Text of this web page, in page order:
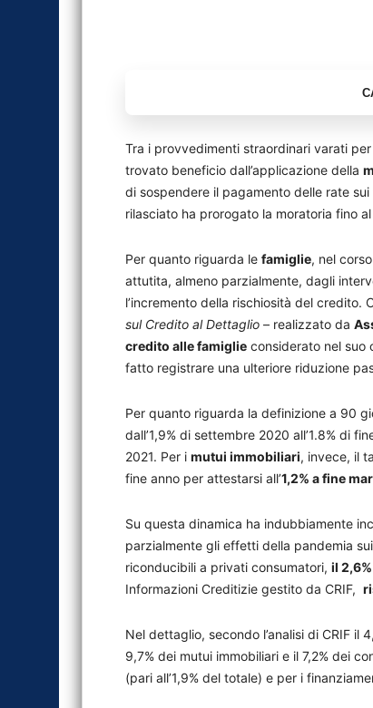
Tra i provvedimenti straordinari varati
trovato beneficio dall’applicazione della
di sospendere il pagamento delle rate
rilasciato ha prorogato la moratoria fino
Per quanto riguarda le famiglie, nel
attutita, almeno parzialmente, dagli
l’incremento della rischiosità del credito.
sul Credito al Dettaglio – realizzato da
credito alle famiglie considerato nel suo
fatto registrare una ulteriore riduzione
Per quanto riguarda la definizione a 90
dall’1,9% di settembre 2020 all’1.8% di
2021. Per i mutui immobiliari, invece, il
fine anno per attestarsi all’1,2% a fine
Su questa dinamica ha indubbiamente
parzialmente gli effetti della pandemia
riconducibili a privati consumatori, il
Informazioni Creditizie gestito da CRIF,
Nel dettaglio, secondo l’analisi di CRIF
9,7% dei mutui immobiliari e il 7,2% dei
(pari all’1,9% del totale) e per i